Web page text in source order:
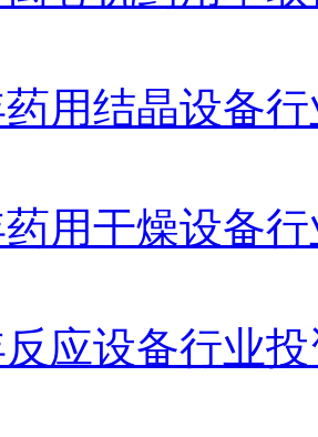
药用结晶设备
药用干燥设备
反应设备行业